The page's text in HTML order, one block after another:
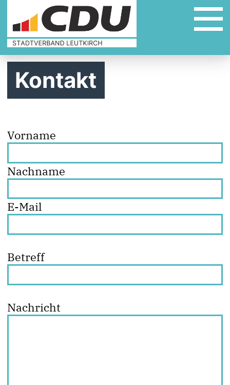
Kontakt
Vorname
Nachname
E-Mail
Betreff
Nachricht